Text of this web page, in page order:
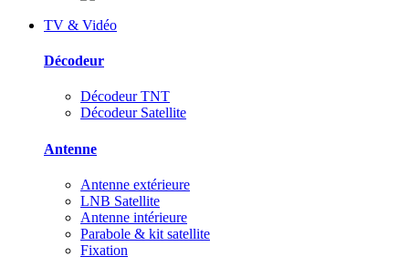
TV & Vidéo
Décodeur
Décodeur TNT
Décodeur Satellite
Antenne
Antenne extérieure
LNB Satellite
Antenne intérieure
Parabole & kit satellite
Fixation